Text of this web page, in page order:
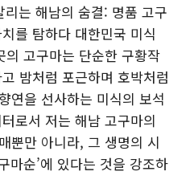
는 해남의 숨결: 명품 고구
를 탐하다 대한민국 미식
고구마는 단순한 구황작
밤처럼 포근하며 호박처럼
연을 선사하는 미식의 보석
로서 저는 해남 고구마의
뿐만 아니라, 그 생명의 시
마순’에 있다는 것을 강조하